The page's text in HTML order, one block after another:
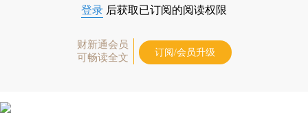
登录 后获取已订阅的阅读权限
财新通会员
可畅读全文
订阅/会员升级